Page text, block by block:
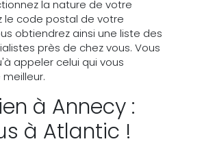
la nature de votre
le code postal de votre
obtiendrez ainsi une liste des
près de chez vous. Vous
appeler celui qui vous
à Annecy :
à Atlantic !